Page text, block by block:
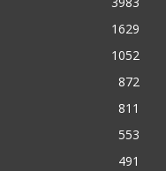
1629
1052
872
811
553
491